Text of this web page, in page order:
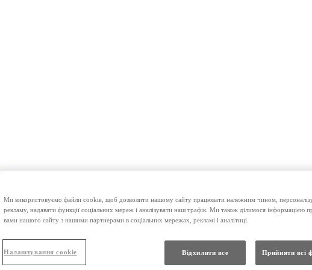
Ми використовуємо файли cookie, щоб дозволити нашому сайту працювати належним чином,
рекламу, надавати функції соціальних мереж і аналізувати наш трафік. Ми також ділимося інформацією
вами нашого сайту з нашими партнерами в соціальних мережах, рекламі і аналітиці.
Відхилити все Прийняти всі
Налаштування cookie